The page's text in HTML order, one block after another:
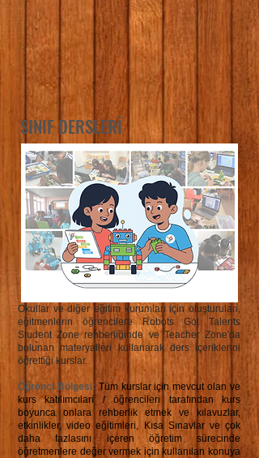
SINIF DERSLERİ
Okullar ve diğer eğitim kurumları için oluşturulan,
eğitmenlerin öğrencilere Robots Got Talents
Student Zone rehberliğinde ve Teacher Zone'da
bulunan materyalleri kullanarak ders içeriklerini
öğrettiği kurslar.
Öğrenci Bölgesi: Tüm kurslar için mevcut olan ve
kurs katılımcıları / öğrencileri tarafından kurs
boyunca onlara rehberlik etmek ve kılavuzlar,
etkinlikler, video eğitimleri, Kısa Sınavlar ve çok
daha fazlasını içeren öğretim sürecinde
öğretmenlere değer vermek için kullanılan konuya